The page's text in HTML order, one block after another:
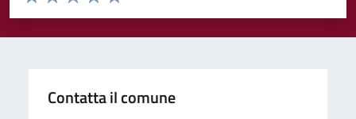
Valuta 5 stelle su 5
Valuta 4 stelle su 5
Valuta 3 stelle su 5
Valuta 2 stelle su 5
Valuta 1 stelle su 5
Contatta il comune